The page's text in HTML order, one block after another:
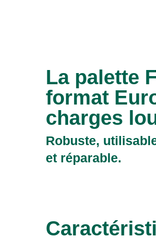
La palette
format
charges
Robuste,
et réparable.